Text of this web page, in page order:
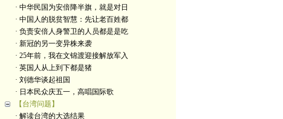
· 中华民国为安倍降半旗，就是对日
· 中国人的脱贫智慧：先让老百姓都
· 负责安倍人身警卫的人员都是是吃
· 新冠的另一变异株来袭
· 25年前，我在文锦渡迎接解放军入
· 英国人从上到下都是猪
· 刘德华谈起祖国
· 日本民众庆五一，高唱国际歌
【台湾问题】
· 解读台湾的大选结果